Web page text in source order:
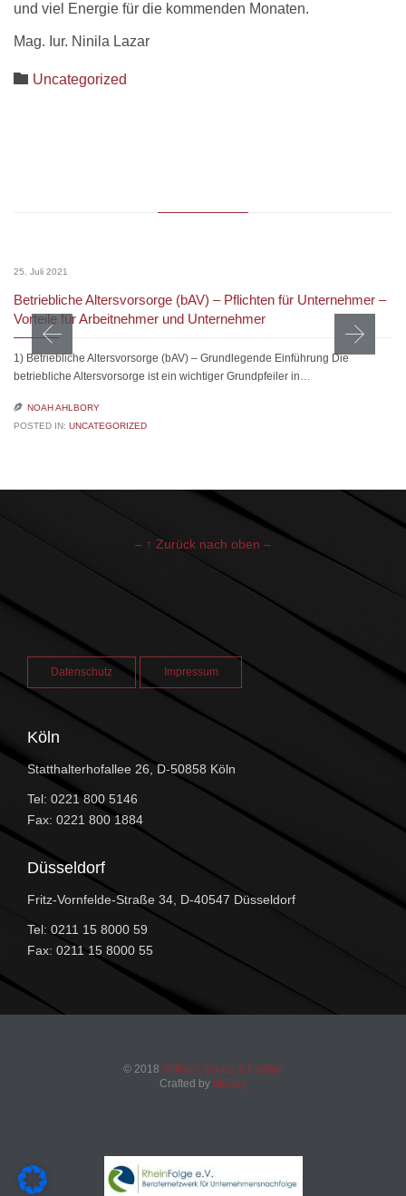
und viel Energie für die kommenden Monaten.
Mag. Iur. Ninila Lazar
 Category
Uncategorized
25. Juli 2021
Betriebliche Altersvorsorge (bAV) – Pflichten für Unternehmer –
Vorteile für Arbeitnehmer und Unternehmer
1) Betriebliche Altersvorsorge (bAV) – Grundlegende Einführung Die
betriebliche Altersvorsorge ist ein wichtiger Grundpfeiler in…
 NOAH AHLBORY
POSTED IN: UNCATEGORIZED
– ↑ Zurück nach oben –
Datenschutz Impressum
Köln
Statthalterhofallee 26, D-50858 Köln
Tel: 0221 800 5146
Fax: 0221 800 1884
Düsseldorf
Fritz-Vornfelde-Straße 34, D-40547 Düsseldorf
Tel: 0211 15 8000 59
Fax: 0211 15 8000 55
© 2018 Ahlbory, Garbe & Partner
Crafted by M00dy